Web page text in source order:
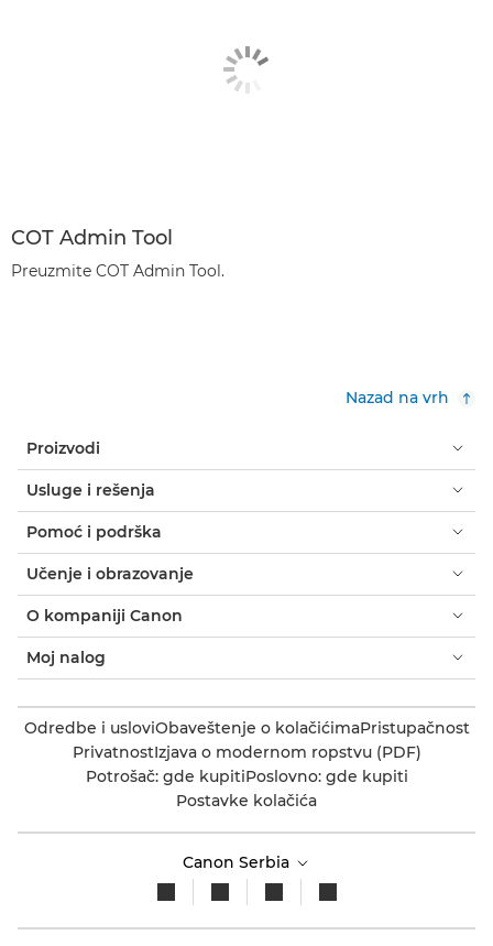
COT Admin Tool
Preuzmite COT Admin Tool.
Nazad na vrh
Proizvodi
Usluge i rešenja
Pomoć i podrška
Učenje i obrazovanje
O kompaniji Canon
Moj nalog
Odredbe i usloviObaveštenje o kolačićimaPristupačnost
PrivatnostIzjava o modernom ropstvu (PDF)
Potrošač: gde kupitiPoslovno: gde kupiti
Postavke kolačića
Canon Serbia